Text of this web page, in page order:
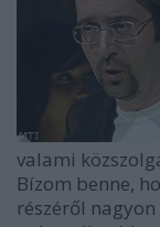
valami
Bízom benne,
részéről